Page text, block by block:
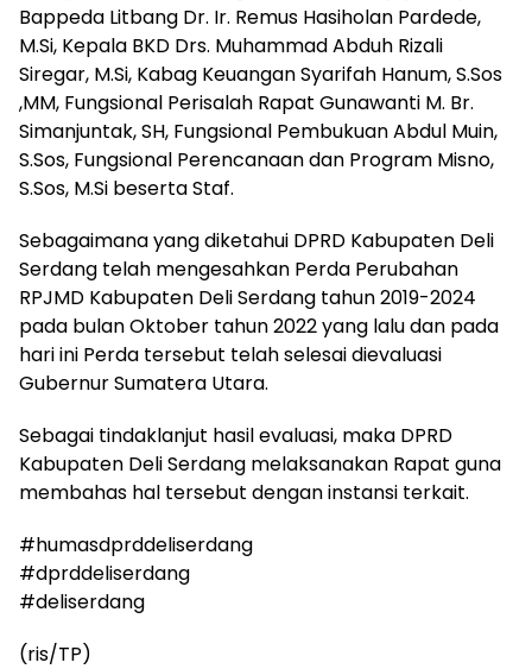
Bappeda Litbang Dr. Ir. Remus Hasiholan Pardede,
M.Si, Kepala BKD Drs. Muhammad Abduh Rizali
Siregar, M.Si, Kabag Keuangan Syarifah Hanum, S.Sos
,MM, Fungsional Perisalah Rapat Gunawanti M. Br.
Simanjuntak, SH, Fungsional Pembukuan Abdul Muin,
S.Sos, Fungsional Perencanaan dan Program Misno,
S.Sos, M.Si beserta Staf.
Sebagaimana yang diketahui DPRD Kabupaten Deli
Serdang telah mengesahkan Perda Perubahan
RPJMD Kabupaten Deli Serdang tahun 2019-2024
pada bulan Oktober tahun 2022 yang lalu dan pada
hari ini Perda tersebut telah selesai dievaluasi
Gubernur Sumatera Utara.
Sebagai tindaklanjut hasil evaluasi, maka DPRD
Kabupaten Deli Serdang melaksanakan Rapat guna
membahas hal tersebut dengan instansi terkait.
#humasdprddeliserdang
#dprddeliserdang
#deliserdang
(ris/TP)